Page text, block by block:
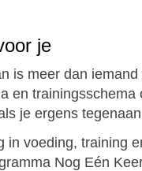
je
is meer dan
en
je ergens
voeding, training
Nog Eén